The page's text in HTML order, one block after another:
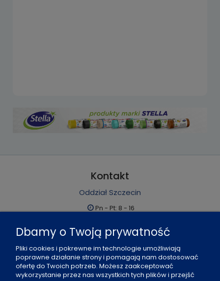
Kontakt
Oddział Szczecin
Pn - Pt: 8 - 16
91 484 07 06
biuro@office-land.pl
Fax: 91 484 49 27
Dbamy o Twoją prywatność
Pliki cookies i pokrewne im technologie umożliwiają
poprawne działanie strony i pomagają nam dostosować
ofertę do Twoich potrzeb. Możesz zaakceptować
wykorzystanie przez nas wszystkich tych plików i przejść